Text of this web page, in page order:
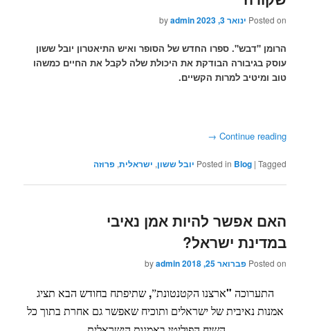
Posted onינואר 3, 2023 byadmin
הרומן "דבש". ספרו החדש של הסופר ואיש התיאטרון יובל ששון
עוסק בגיבורה הבודקת את היכולת שלה לקבל את החיים כמשהו
טוב ומיטיב למרות הקשיים.
Continue reading
→
Posted inBlog |Tagged יובל ששון,ישראלית,פרוזה
האם אפשר להיות אמן נאיבי
במדינת ישראל?
Posted onפברואר 25, 2018 byadmin
התערוכה "ארצנו הקטנטונת”,שתיפתח בחודש הבא תציג
אמנות נאיבית של ישראלים ותוכיח שאפשר גם אחרת בתוך כל